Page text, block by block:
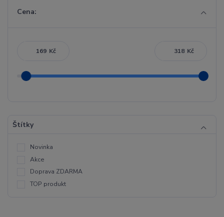
Cena:
Kč Kč
Štítky
Novinka
Akce
Doprava ZDARMA
TOP produkt